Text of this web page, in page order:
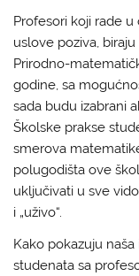
Profesori koji rade u
uslove poziva,
Prirodno-
godine, sa
sada budu izabrani
Školske prakse
smerova
polugodišta ove
uključivati u sve
i „uživo“.
Kako pokazuju
studenata sa